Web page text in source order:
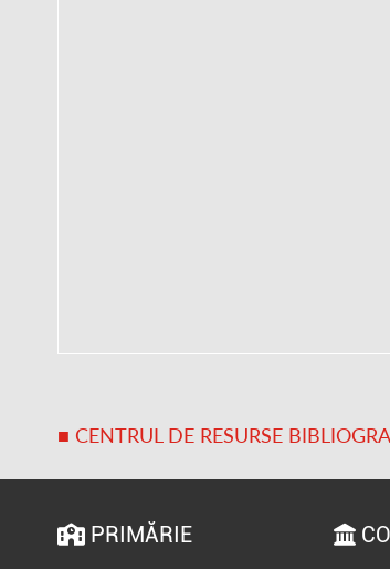
■ CENTRUL DE RESURSE
PRIMĂRIE